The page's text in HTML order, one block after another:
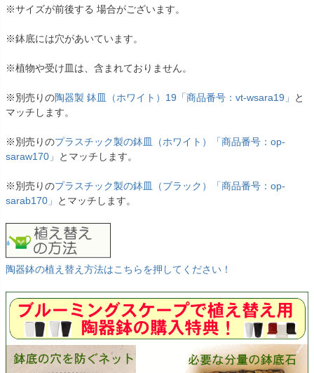
※サイズが前後する 場合がございます。
※鉢底には穴があいています。
※植物や受け皿は、含まれておりません。
※別売りの陶器製 鉢皿（ホワイト）19「商品番号：vt-wsara19」
と
マッチします。
※別売りのプラスチック製の鉢皿（ホワイト）「商品番号：op-
saraw170」
とマッチします。
※別売りのプラスチック製の鉢皿（ブラック）「商品番号：op-
sarab170」
とマッチします。
陶器鉢の植え替え方法はこちらを押してください！